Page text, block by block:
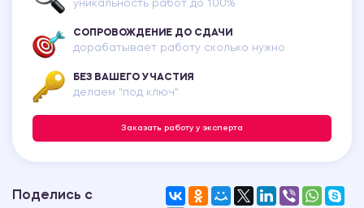
уникальность работ до 100%
СОПРОВОЖДЕНИЕ ДО СДАЧИ
дорабатывает работу сколько нужно
БЕЗ ВАШЕГО УЧАСТИЯ
делаем "под ключ"
Заказать работу у эксперта
Поделись с